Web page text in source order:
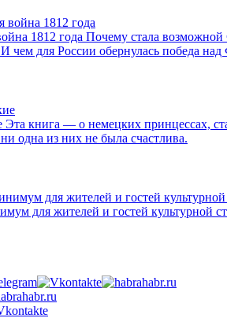
1812 года Почему стала возможной
чем для России обернулась победа
Эта книга — о немецких принцессах,
одна из них не была счастлива.
для жителей и гостей культурной